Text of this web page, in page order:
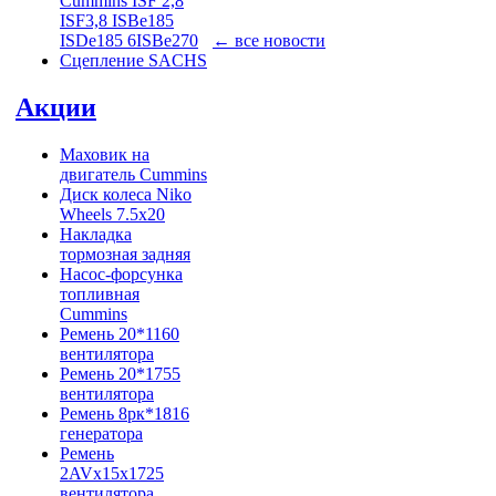
ISF3,8 ISBe185
ISDe185 6ISBe270
Сцепление SACHS
Акции
Маховик на
двигатель Cummins
Диск колеса Niko
Wheels 7.5x20
Накладка
тормозная задняя
Насос-форсунка
топливная
Cummins
Ремень 20*1160
вентилятора
Ремень 20*1755
вентилятора
Ремень 8рк*1816
генератора
Ремень
2AVx15x1725
← все новости